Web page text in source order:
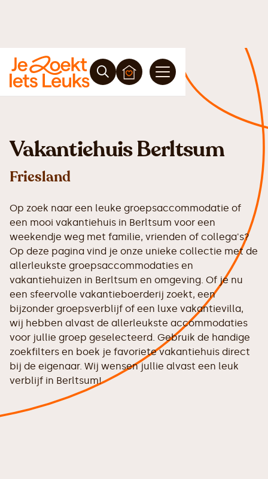
Vakantiehuis Berltsum
Friesland
Op zoek naar een leuke groepsaccommodatie of
een mooi vakantiehuis in Berltsum voor een
weekendje weg met familie, vrienden of collega's?
Op deze pagina vind je onze unieke collectie met de
allerleukste groepsaccommodaties en
vakantiehuizen in Berltsum en omgeving. Of je nu
een sfeervolle vakantieboerderij zoekt, een
bijzonder groepsverblijf of een luxe vakantievilla,
wij hebben alvast de allerleukste accommodaties
voor jullie groep geselecteerd. Gebruik de handige
zoekfilters en boek je favoriete vakantiehuis direct
bij de eigenaar. Wij wensen jullie alvast een leuk
verblijf in Berltsum!